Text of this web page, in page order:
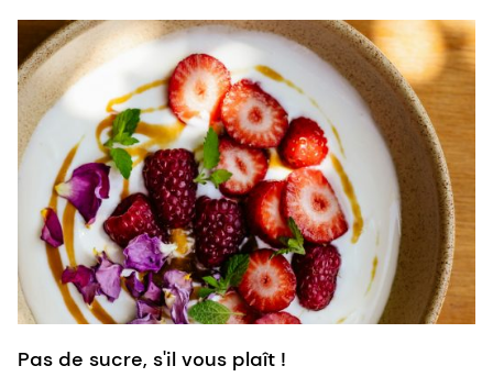
Pas de sucre, s'il vous plaît !